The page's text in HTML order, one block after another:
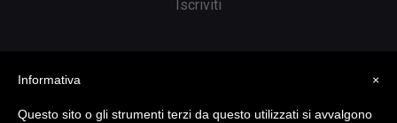
×
Informativa
Questo sito o gli strumenti terzi da questo utilizzati si avvalgono